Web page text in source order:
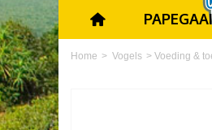
Home > Vogels > Voeding &